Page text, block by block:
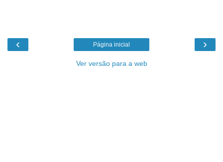
‹ ›
Página inicial
Ver versão para a web